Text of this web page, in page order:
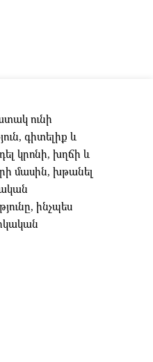
ունի
գիտելիք և
կրոնի, խղճի և
մասին, խթանել
ինչպես